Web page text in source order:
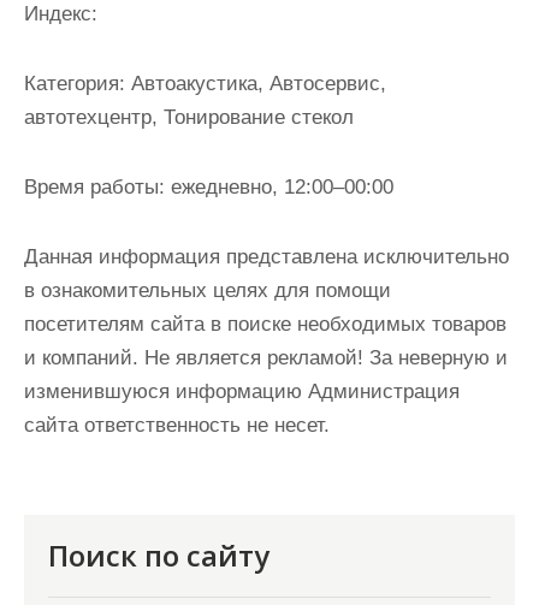
Индекс:
Категория: Автоакустика, Автосервис,
автотехцентр, Тонирование стекол
Время работы: ежедневно, 12:00–00:00
Данная информация представлена исключительно
в ознакомительных целях для помощи
посетителям сайта в поиске необходимых товаров
и компаний. Не является рекламой! За неверную и
изменившуюся информацию Администрация
сайта ответственность не несет.
Поиск по сайту